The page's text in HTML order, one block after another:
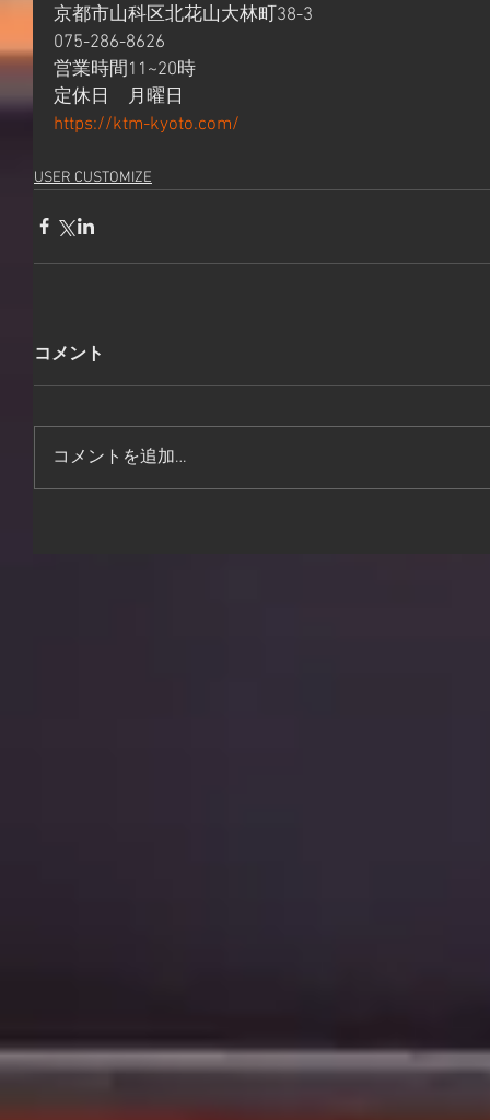
京都市山科区北花山大林町38-3
075-286-8626
営業時間11~20時
定休日　月曜日
https://ktm-kyoto.com/
USER CUSTOMIZE
コメント
コメントを追加…